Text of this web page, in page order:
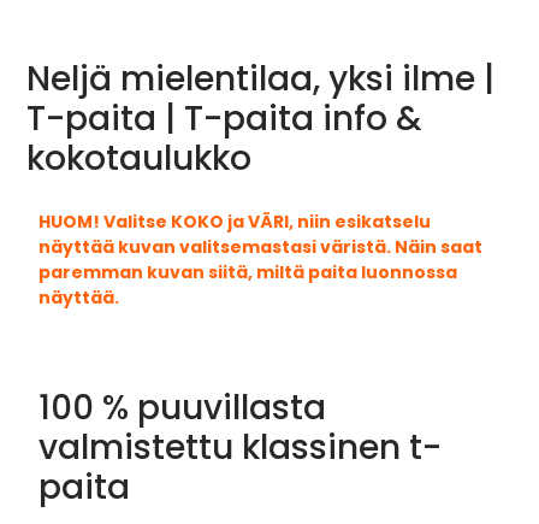
Neljä mielentilaa, yksi ilme |
T-paita | T-paita info &
kokotaulukko
HUOM! Valitse KOKO ja VÄRI, niin esikatselu
näyttää kuvan valitsemastasi väristä. Näin saat
paremman kuvan siitä, miltä paita luonnossa
näyttää.
100 % puuvillasta
valmistettu klassinen t-
paita